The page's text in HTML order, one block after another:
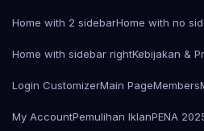
Home with 2 sidebarHome with no
Home with sidebar rightKebijakan &
Login CustomizerMain PageMembers
My AccountPemulihan IklanPENA